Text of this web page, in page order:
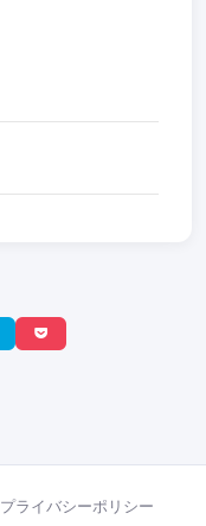
プライバシーポリシー